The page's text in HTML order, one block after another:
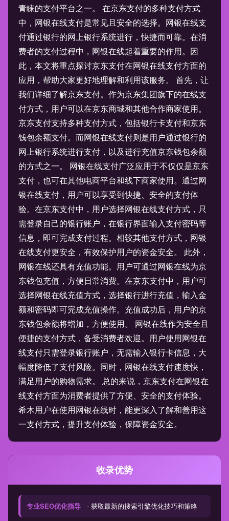
青睐的支付平台之一。 在京东支付的多种支付方式
中，网银在线支付是常见且安全的选择。网银在线支
付通过银行的网上银行系统进行，快捷而可靠。在消
费者的支付过程中，网银在线起着重要的作用。因
此，本文将重点探讨京东支付在网银在线支付方面的
应用，帮助大家更好地理解和利用该服务。 首先，让
我们详细了解京东支付。作为京东集团旗下的在线支
付方式，用户可以在京东商城和其他合作商家使用。
京东支付支持多种支付方式，包括银行卡支付和京东
钱包余额支付。而网银在线支付则是用户通过银行的
网上银行系统进行支付，以及进行充值京东钱包余额
的方式之一。 网银在线支付广泛应用于不仅仅是京东
支付，也可在其他电商平台和线下商家使用。通过网
银在线支付，用户可以享受到快捷、安全的支付体
验。在京东支付中，用户选择网银在线支付方式，只
需登录自己的银行账户，在银行界面输入支付密码等
信息，即可完成支付过程。相较其他支付方式，网银
在线支付更安全，有效保护用户的资金安全。 此外，
网银在线还具有充值功能。用户可通过网银在线为京
东钱包充值，方便日常消费。在京东支付中，用户可
选择网银在线充值方式，选择银行进行充值，输入金
额和密码即可完成充值操作。充值成功后，用户的京
东钱包余额将增加，方便使用。 网银在线作为安全且
便捷的支付方式，备受消费者欢迎。用户使用网银在
线支付只需登录银行账户，无需输入银行卡信息，大
幅度降低了支付风险。同时，网银在线支付速度快，
满足用户的购物需求。 总的来说，京东支付在网银在
线支付方面为消费者提供了方便、安全的支付体验。
希木用户在使用网银在线时，能更深入了解和善用这
一支付方式，提升支付体验，保障资金安全。
收录优势
专业SEO优化指导 - 获取最新的搜索引擎优化技巧和策略